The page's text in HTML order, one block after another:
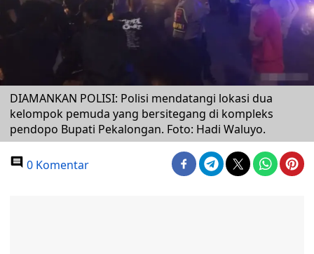
DIAMANKAN POLISI: Polisi mendatangi lokasi dua
kelompok pemuda yang bersitegang di kompleks
pendopo Bupati Pekalongan. Foto: Hadi Waluyo.
0 Komentar